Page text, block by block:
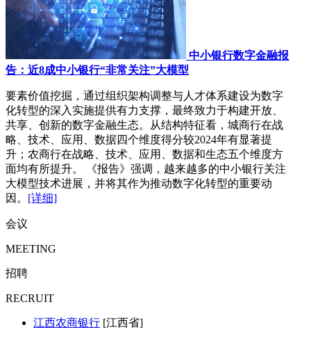
中小银行数字金融报
告：近8成中小银行“非常关注”大模型
要素价值挖掘，通过组织架构调整与人才体系建设为数字
化转型的深入实施提供有力支撑，最终致力于构建开放、
共享、创新的数字金融生态。从结构特征看，城商行在战
略、技术、应用、数据四个维度得分较2024年有显著提
升；农商行在战略、技术、应用、数据和生态五个维度方
面均有所提升。 《报告》强调，越来越多的中小银行关注
大模型技术进展，并将其作为推动数字化转型的重要动
因。 [详细]
会议
MEETING
招聘
RECRUIT
江西农商银行 [江西省]